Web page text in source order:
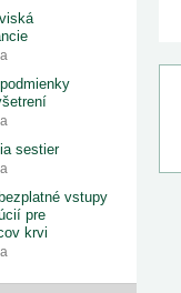
sestier
vstupy
pre
krvi